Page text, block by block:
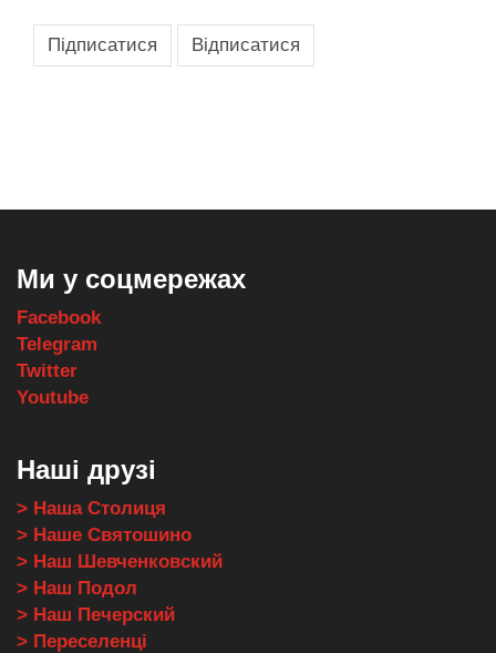
Ми у соцмережах
Facebook
Telegram
Twitter
Youtube
Наші друзі
> Наша Столиця
> Наше Святошино
> Наш Шевченковский
> Наш Подол
> Наш Печерский
> Переселенці